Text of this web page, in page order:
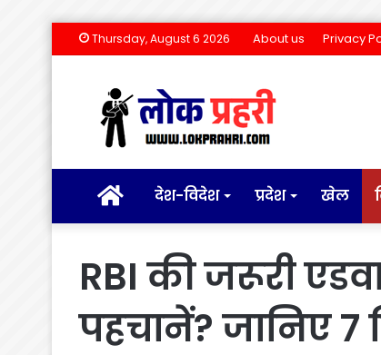
Thursday, August 6 2026 About us Privacy
होम देश-विदेश प्रदेश खेल
RBI की जरूरी
पहचानें? जानिए 7